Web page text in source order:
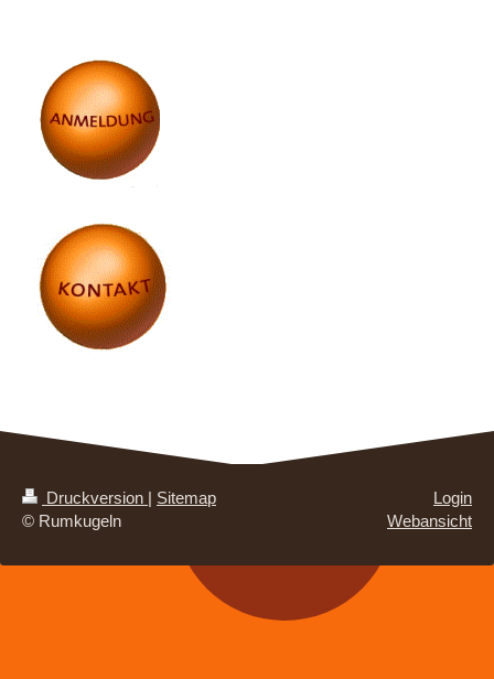
Druckversion | Sitemap
© Rumkugeln
Login
Webansicht